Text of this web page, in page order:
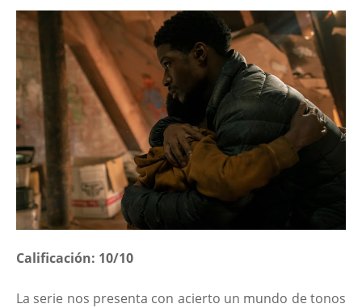
Calificación: 10/10
La serie nos presenta con acierto un mundo de tonos